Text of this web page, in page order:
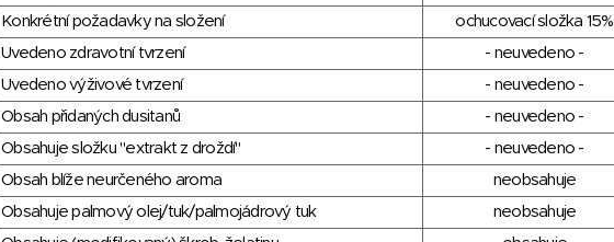
Konkrétní požadavky na složení
ochucovací složka 15%
Uvedeno zdravotní tvrzení
- neuvedeno -
Uvedeno výživové tvrzení
- neuvedeno -
Obsah přidaných dusitanů
- neuvedeno -
Obsahuje složku "extrakt z droždí"
- neuvedeno -
Obsah blíže neurčeného aroma
neobsahuje
Obsahuje palmový olej/tuk/palmojádrový tuk
neobsahuje